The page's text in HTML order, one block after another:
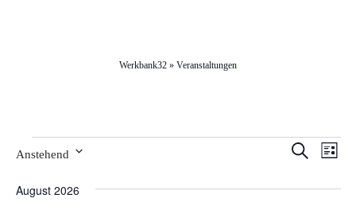
Werkbank32 » Veranstaltungen
VeranstaltungenSuche
Liste
Anstehend
wählen.
August 2026